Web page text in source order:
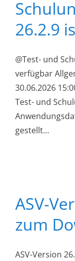
26.2.9
@Test- und
verfügbar
30.06.2026
Test- und
gestellt...
ASV-
zum
ASV-Version